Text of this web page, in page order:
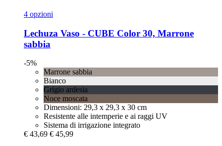
4 opzioni
Lechuza Vaso -​ CUBE Color 30, Marrone
sabbia
-5%
Marrone sabbia
Bianco
Grigio ardesia
Noce moscata
Dimensioni: 29,3 x 29,3 x 30 cm
Resistente alle intemperie e ai raggi UV
Sistema di irrigazione integrato
€ 43,69 € 45,99